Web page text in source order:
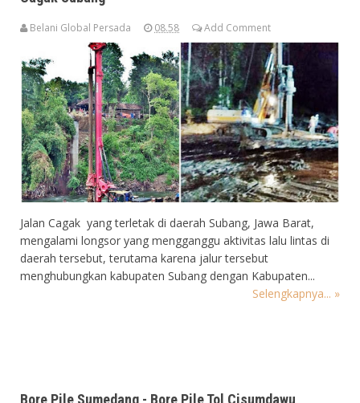
Belani Global Persada 08.58 Add Comment
Jalan Cagak yang terletak di daerah Subang, Jawa Barat,
mengalami longsor yang mengganggu aktivitas lalu lintas di
daerah tersebut, terutama karena jalur tersebut
menghubungkan kabupaten Subang dengan Kabupaten...
Selengkapnya... »
Bore Pile Sumedang - Bore Pile Tol Cisumdawu